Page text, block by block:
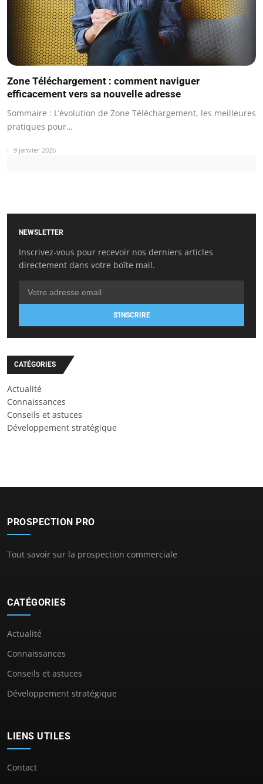
Zone Téléchargement : comment naviguer
efficacement vers sa nouvelle adresse
Sommaire : L’évolution de Zone Téléchargement, les meilleures
pratiques pour…
9 janvier 2026
NEWSLETTER
Inscrivez-vous pour recevoir nos derniers articles
directement dans votre boîte mail.
S'INSCRIRE
CATÉGORIES
Actualité
Connaissances
Conseils et astuces
Développement stratégique
PROSPECTION PRO
Tout savoir sur la prospection commerciale
CATÉGORIES
Actualité
Connaissances
Conseils et astuces
Développement stratégique
LIENS UTILES
Contact